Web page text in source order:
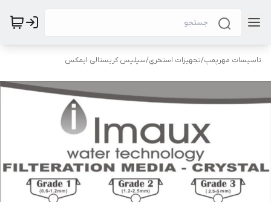
تاسیسات مهرپمپ/تجهيزات استخري/سیلیس کریستالی ایمکس